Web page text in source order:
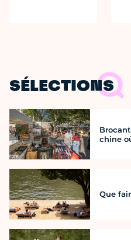
SÉLECTIONS
chine
Que